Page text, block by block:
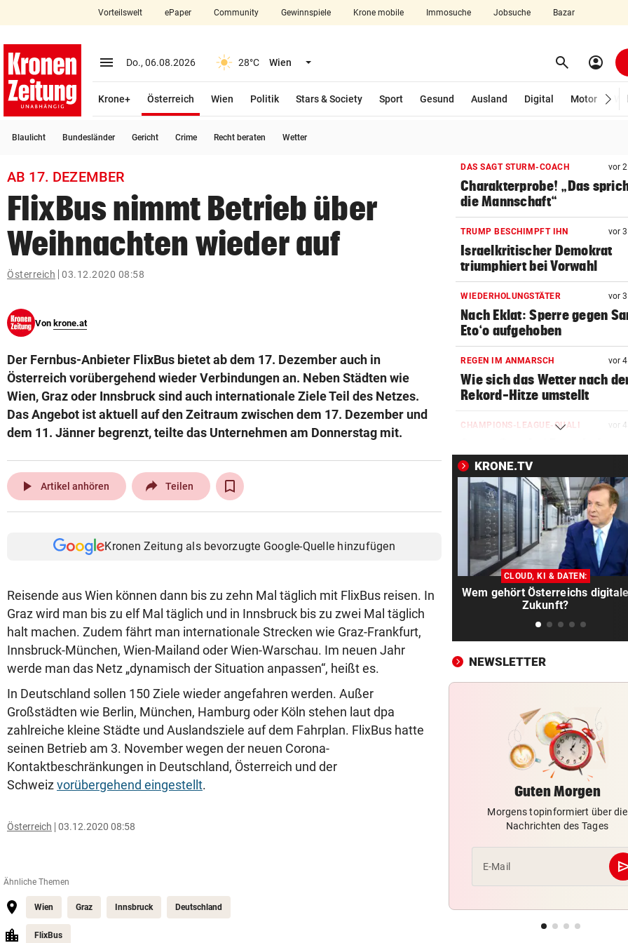
closeSchließen
account_circle Anmelden
arrow_right
bookmark
search
Suchbegriff
eingeben
© Krone Multimedia GmbH & Co KG 2026
Vorteilswelt ePaper Community Gewinnspiele Krone mobile Immosuche Jobsuche Bazar
menu Menü aufklappen
Do., 06.08.2026 28°C Wien Menü aufklappen search Suchen
account_circle
Krone+ Österreich
Wien
Politik Stars & Society Sport Gesund Ausland Digital Motor
Blaulicht Bundesländer Gericht Crime Recht beraten Wetter
AB 17. DEZEMBER
FlixBus nimmt Betrieb über
Weihnachten wieder auf
Österreich 03.12.2020 08:58
Von krone.at
Der Fernbus-Anbieter FlixBus bietet ab dem 17. Dezember auch in
Österreich vorübergehend wieder Verbindungen an. Neben Städten wie
Wien, Graz oder Innsbruck sind auch internationale Ziele Teil des Netzes.
Das Angebot ist aktuell auf den Zeitraum zwischen dem 17. Dezember und
dem 11. Jänner begrenzt, teilte das Unternehmen am Donnerstag mit.
play_arrow Artikel anhören Teilen
Kronen Zeitung als bevorzugte Google-Quelle hinzufügen
Reisende aus Wien können dann bis zu zehn Mal täglich mit FlixBus reisen. In
Graz wird man bis zu elf Mal täglich und in Innsbruck bis zu zwei Mal täglich
halt machen. Zudem fährt man internationale Strecken wie Graz-Frankfurt,
Innsbruck-München, Wien-Mailand oder Wien-Warschau. Im neuen Jahr
werde man das Netz „dynamisch der Situation anpassen“, heißt es.
In Deutschland sollen 150 Ziele wieder angefahren werden. Außer
Großstädten wie Berlin, München, Hamburg oder Köln stehen laut dpa
zahlreiche kleine Städte und Auslandsziele auf dem Fahrplan. FlixBus hatte
seinen Betrieb am 3. November wegen der neuen Corona-
Kontaktbeschränkungen in Deutschland, Österreich und der
Schweizvorübergehend eingestellt.
Österreich 03.12.2020 08:58
Ähnliche Themen
Wien Graz Innsbruck Deutschland
FlixBus
DAS SAGT STURM-COACH vor
Charakterprobe! „Das
die Mannschaft“
TRUMP BESCHIMPFT IHN vor
Israelkritischer Demokrat
triumphiert bei Vorwahl
WIEDERHOLUNGSTÄTER vor
Nach Eklat: Sperre gegen
Eto‘o aufgehoben
REGEN IM ANMARSCH vor
Wie sich das Wetter nach
Rekord-Hitze umstellt
CHAMPIONS-LEAGUE-QUALI vor
Istanbul ohne Chance
MIT BOJE GEFUNDEN vor 4
Pensionistin starb beim
Schwimmen im Wallersee
FRÜCHTL „NEUER ZWEIER“ vor
Red Bull Salzburg hat neuen
Tormann gefunden
Bergsteiger stürzte 20
Gletscherspalte ab
CLOUD, KI & DATEN: vor
FÖHRENWALD IN FLAMMEN
500 Helfer kämpfen bei
gegen Inferno
BEI RONALDINHO-BESUCH vor 5
Nächster Brasilien-Star
den Wörthersee
vor
Premier-League-Klub
KRONE.TV
CLOUD, KI & DATEN:
Wem gehört Österreichs digitale
Zukunft?
NEWSLETTER
Guten Morgen
Morgens topinformiert über die
Nachrichten des Tages
E-Mail